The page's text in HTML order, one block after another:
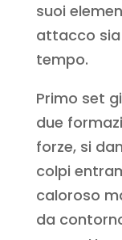
suoi
attacco
tempo.
Primo set
due
forze, si
colpi
caloroso
da